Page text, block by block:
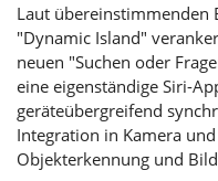
Laut übereinstimmenden
"Dynamic Island"
neuen "Suchen oder
eine eigenständige Siri-
geräteübergreifend
Integration in Kamera
Objekterkennung und